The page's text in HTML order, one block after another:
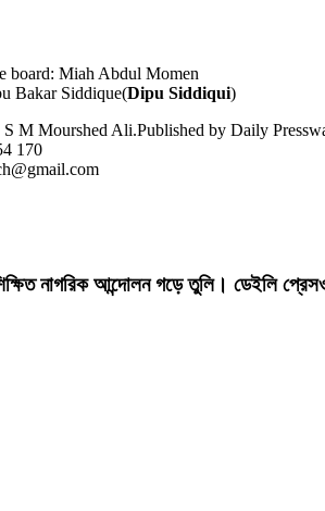
board: Miah Abdul Momen
Bakar Siddique(Dipu Siddiqui)
M Mourshed Ali.Published by Daily
170
নাগরিক আন্দোলন গড়ে তুলি। ডেইলি